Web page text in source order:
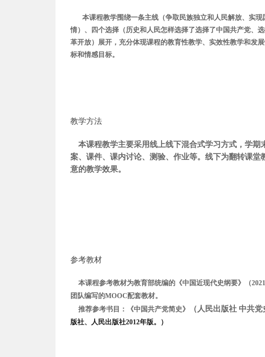
本课程教学围绕一条主线（争取民族独立和人民解放、实
情）、四个选择（历史和人民怎样选择了选择了中国共产党、
革开放）展开，充分体现课程的教育性教学、实效性教学和发
标和情感目标。
教学方法
本课程教学主要采用线上线下混合式学习方式，学期
案、课件、课内讨论、测验、作业等。线下为翻转课
意的教学效果。
参考教材
本课程参考教材为教育部统编的《中国近现代史纲要》（
团队编写的MOOC配套教材。
推荐参考书目：《中国共产党简史》
（人民出版社 中共党
版社、人民出版社2012年版。）